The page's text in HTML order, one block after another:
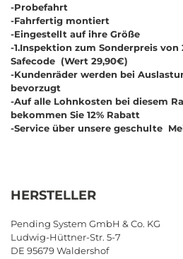
-Probefahrt
-Fahrfertig montiert
-Eingestellt auf ihre Größe
-1.Inspektion zum Sonderpreis von
Safecode (Wert 29,90€)
-Kundenräder werden bei
bevorzugt
-Auf alle Lohnkosten bei diesem
bekommen Sie 12% Rabatt
-Service über unsere geschulte
HERSTELLER
Pending System GmbH & Co. KG
Ludwig-Hüttner-Str. 5-7
DE 95679 Waldershof